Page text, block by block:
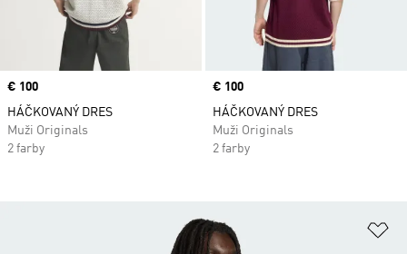
Price
€ 100
HÁČKOVANÝ DRES
Muži Originals
2 farby
Price
€ 100
HÁČKOVANÝ DRES
Muži Originals
2 farby